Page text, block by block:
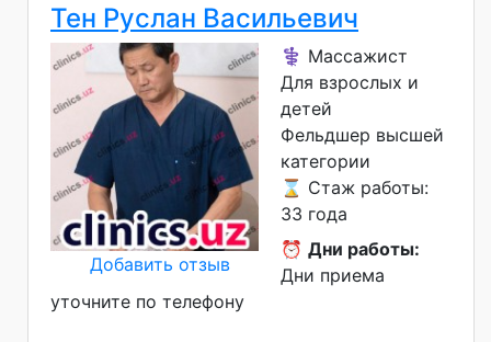
Тен Руслан Васильевич
Добавить отзыв
⚕️ Массажист
Для взрослых и
детей
Фельдшер высшей
категории
⌛ Стаж работы:
33 года
⏰ Дни работы:
Дни приема
уточните по телефону